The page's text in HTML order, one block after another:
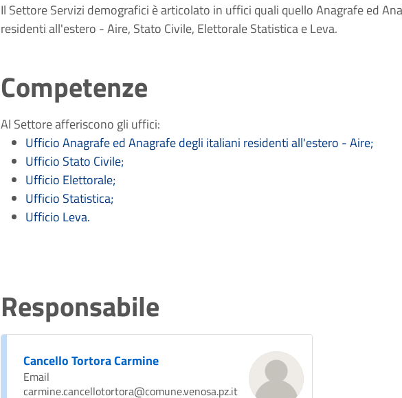
Il Settore Servizi demografici è articolato in uffici quali quello Anagrafe ed
residenti all'estero - Aire, Stato Civile, Elettorale Statistica e Leva.
Competenze
Al Settore afferiscono gli uffici:
Ufficio Anagrafe ed Anagrafe degli italiani residenti all'estero - Aire;
Ufficio Stato Civile;
Ufficio Elettorale;
Ufficio Statistica;
Ufficio Leva.
Responsabile
Cancello Tortora Carmine
Email
carmine.cancellotortora@comune.venosa.pz.it